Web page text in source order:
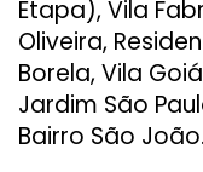
Etapa), Vila
Oliveira,
Borela, Vila
Jardim São
Bairro São João.